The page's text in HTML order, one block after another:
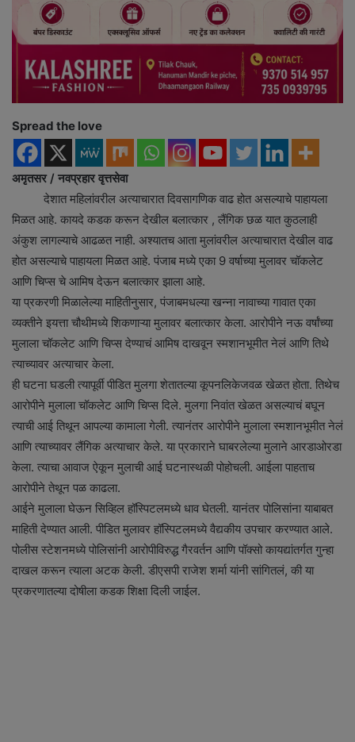
Spread the love
अमृतसर / नवप्रहार वृत्तसेवा
देशात महिलांवरील अत्याचारात दिवसागणिक वाढ होत असल्याचे पाहायला
मिळत आहे. कायदे कडक करून देखील बलात्कार , लैंगिक छळ यात कुठलाही
अंकुश लागल्याचे आढळत नाही. अश्यातच आता मुलांवरील अत्याचारात देखील वाढ
होत असल्याचे पाहायला मिळत आहे. पंजाब मध्ये एका 9 वर्षाच्या मुलावर चॉकलेट
आणि चिप्स चे आमिष देऊन बलात्कार झाला आहे.
या प्रकरणी मिळालेल्या माहितीनुसार, पंजाबमधल्या खन्ना नावाच्या गावात एका
व्यक्तीने इयत्ता चौथीमध्ये शिकणाऱ्या मुलावर बलात्कार केला. आरोपीने नऊ वर्षांच्या
मुलाला चॉकलेट आणि चिप्स देण्याचं आमिष दाखवून स्मशानभूमीत नेलं आणि तिथे
त्याच्यावर अत्याचार केला.
ही घटना घडली त्यापूर्वी पीडित मुलगा शेतातल्या कूपनलिकेजवळ खेळत होता. तिथेच
आरोपीने मुलाला चॉकलेट आणि चिप्स दिले. मुलगा निवांत खेळत असल्याचं बघून
त्याची आई तिथून आपल्या कामाला गेली. त्यानंतर आरोपीने मुलाला स्मशानभूमीत नेलं
आणि त्याच्यावर लैंगिक अत्याचार केले. या प्रकाराने घाबरलेल्या मुलाने आरडाओरडा
केला. त्याचा आवाज ऐकून मुलाची आई घटनास्थळी पोहोचली. आईला पाहताच
आरोपीने तेथून पळ काढला.
आईने मुलाला घेऊन सिव्हिल हॉस्पिटलमध्ये धाव घेतली. यानंतर पोलिसांना याबाबत
माहिती देण्यात आली. पीडित मुलावर हॉस्पिटलमध्ये वैद्यकीय उपचार करण्यात आले.
पोलीस स्टेशनमध्ये पोलिसांनी आरोपीविरुद्ध गैरवर्तन आणि पॉक्सो कायद्यांतर्गत गुन्हा
दाखल करून त्याला अटक केली. डीएसपी राजेश शर्मा यांनी सांगितलं, की या
प्रकरणातल्या दोषीला कडक शिक्षा दिली जाईल.